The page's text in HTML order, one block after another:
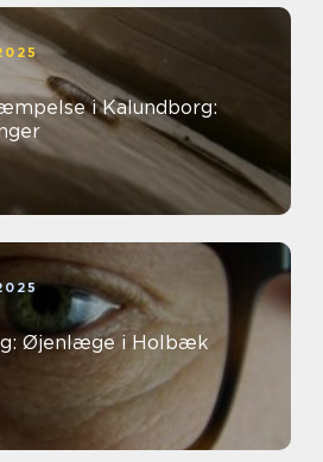
i Kalundborg:
Øjenlæge i Holbæk